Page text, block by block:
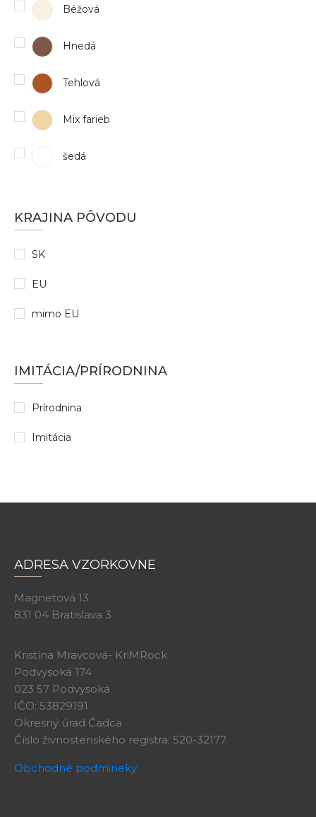
Béžová
Hnedá
Tehlová
Mix farieb
šedá
KRAJINA PÔVODU
SK
EU
mimo EU
IMITÁCIA/PRÍRODNINA
Prírodnina
Imitácia
ADRESA VZORKOVNE
Magnetová 13
831 04 Bratislava 3
Kristína Mravcová- KriMRock
Podvysoká 174
023 57 Podvysoká
IČO: 53829191
Okresný úrad Čadca
Číslo živnostenského registra: 520-32177
Obchodné podmineky